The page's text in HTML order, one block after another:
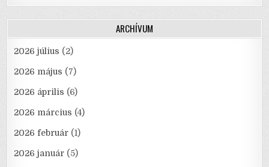
ARCHÍVUM
2026 július (2)
2026 május (7)
2026 április (6)
2026 március (4)
2026 február (1)
2026 január (5)